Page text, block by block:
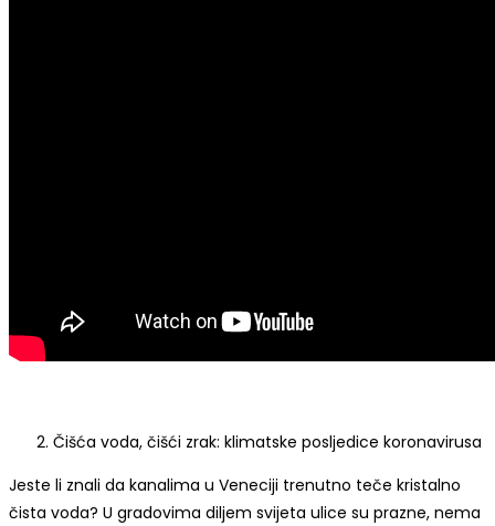
Čišća voda, čišći zrak: klimatske posljedice koronavirusa
Jeste li znali da kanalima u Veneciji trenutno teče kristalno
čista voda? U gradovima diljem svijeta ulice su prazne, nema